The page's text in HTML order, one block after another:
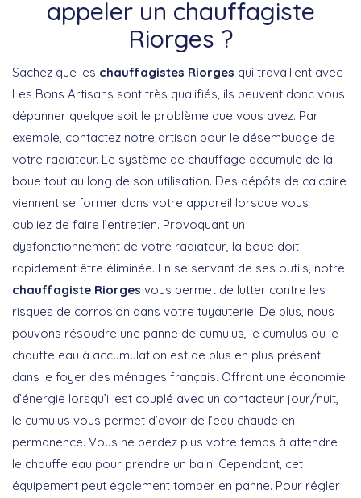
appeler un chauffagiste
Riorges ?
Sachez que les chauffagistes Riorges qui travaillent avec
Les Bons Artisans sont très qualifiés, ils peuvent donc vous
dépanner quelque soit le problème que vous avez. Par
exemple, contactez notre artisan pour le désembuage de
votre radiateur. Le système de chauffage accumule de la
boue tout au long de son utilisation. Des dépôts de calcaire
viennent se former dans votre appareil lorsque vous
oubliez de faire l’entretien. Provoquant un
dysfonctionnement de votre radiateur, la boue doit
rapidement être éliminée. En se servant de ses outils, notre
chauffagiste Riorges vous permet de lutter contre les
risques de corrosion dans votre tuyauterie. De plus, nous
pouvons résoudre une panne de cumulus, le cumulus ou le
chauffe eau à accumulation est de plus en plus présent
dans le foyer des ménages français. Offrant une économie
d’énergie lorsqu’il est couplé avec un contacteur jour/nuit,
le cumulus vous permet d’avoir de l’eau chaude en
permanence. Vous ne perdez plus votre temps à attendre
le chauffe eau pour prendre un bain. Cependant, cet
équipement peut également tomber en panne. Pour régler